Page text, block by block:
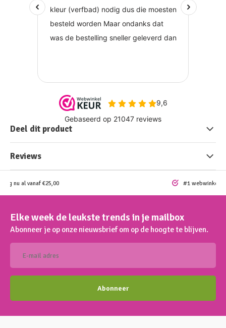
Deel dit product
Reviews
nu al vanaf €25,00 #1 webwinkel
Elke week de leukste trends in je mailbox
Abonneer je op onze nieuwsbrief om op de hoogte te blijven.
Abonneer